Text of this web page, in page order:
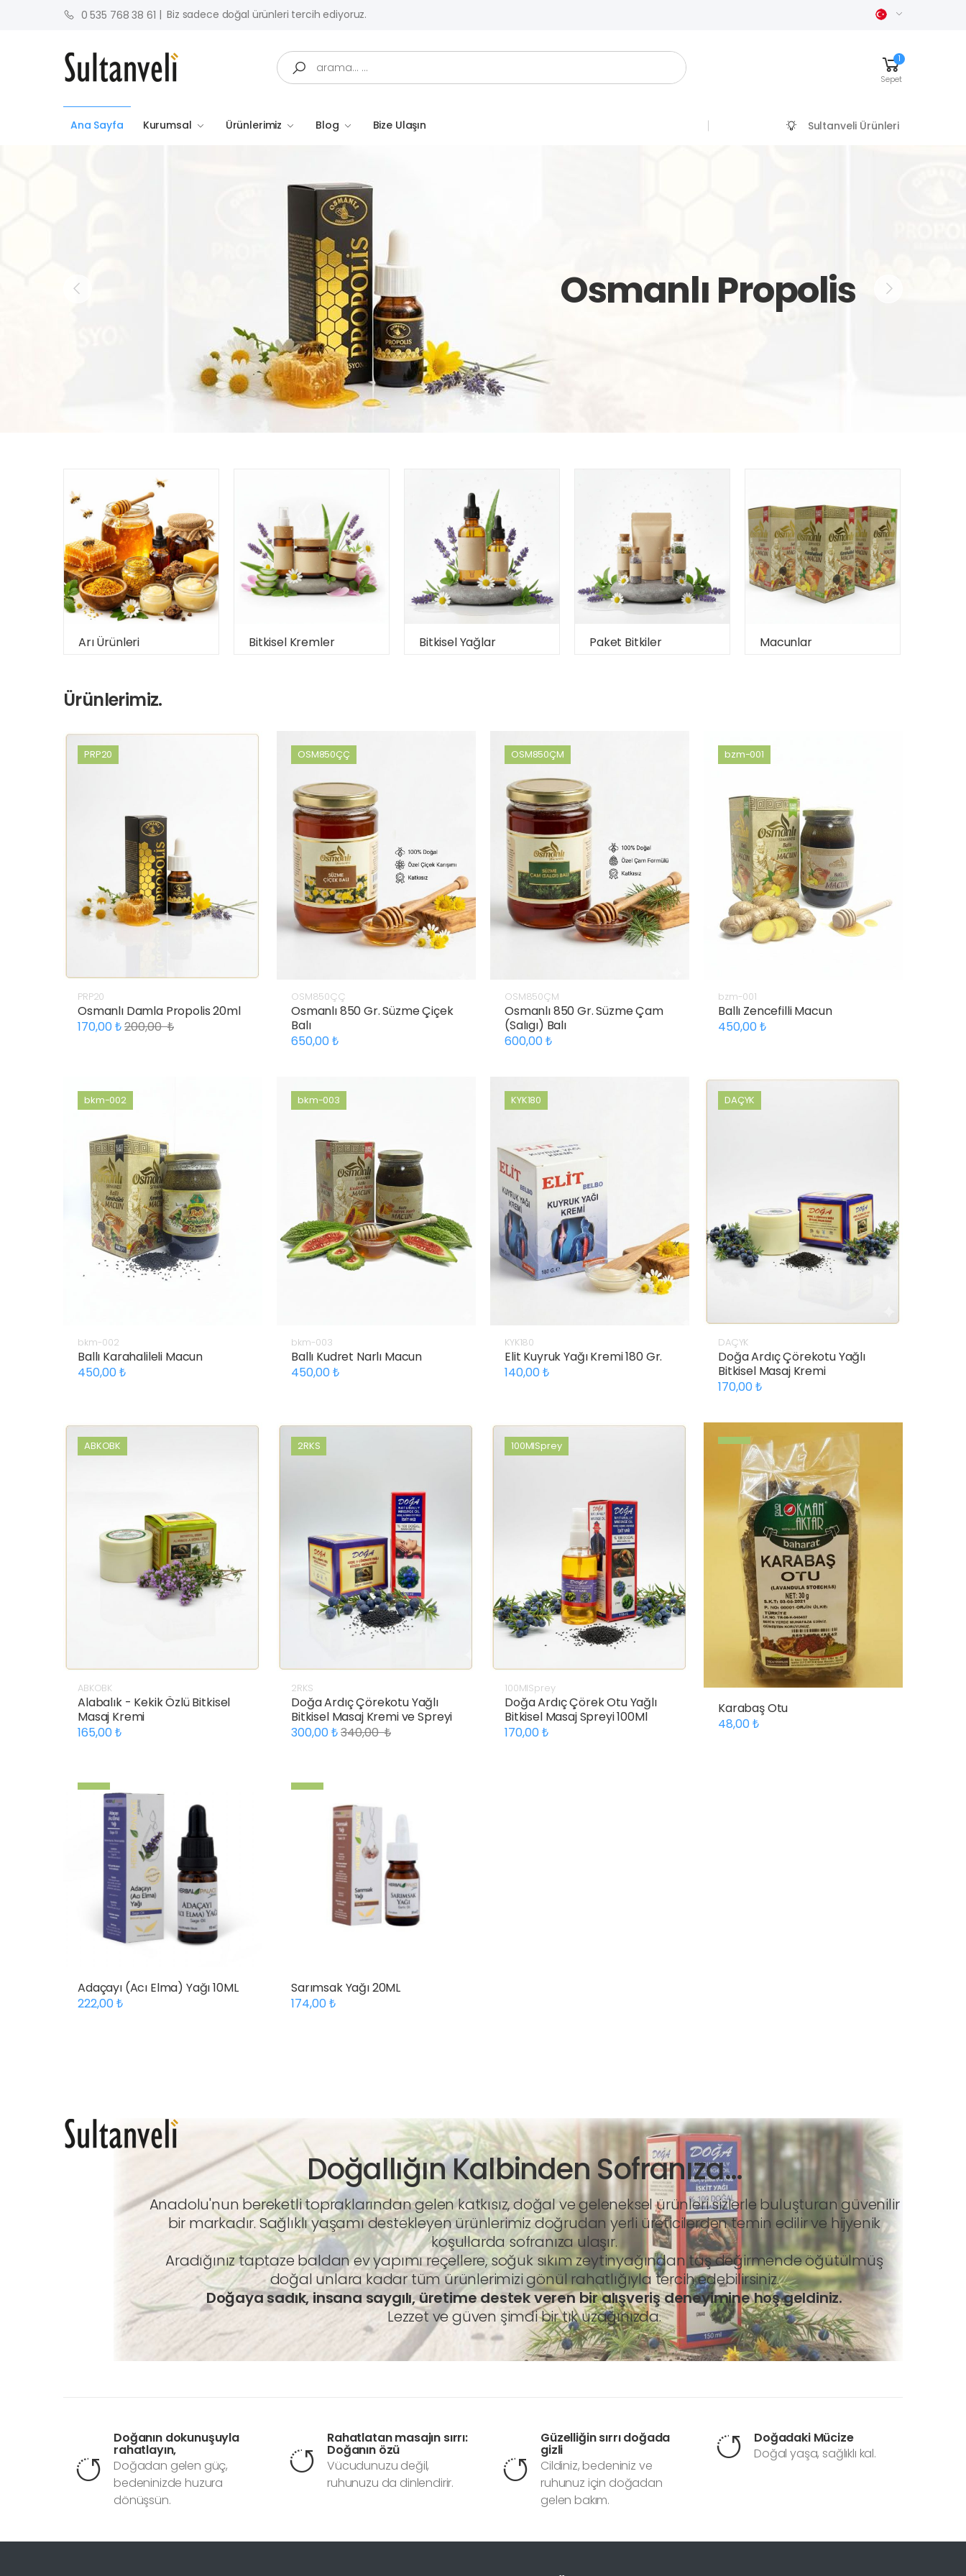
0 535 768 38 61 | Biz sadece doğal ürünleri tercih ediyoruz.
Search 1
Sepet
Ana Sayfa Kurumsal Ürünlerimiz Blog Bize Ulaşın Sultanveli Ürünleri
Osmanlı Propolis
Arı Ürünleri Bitkisel Kremler Bitkisel Yağlar Paket Bitkiler Macunlar
Ürünlerimiz.
PRP20
PRP20
Osmanlı Damla Propolis 20ml
170,00
200,00
OSM850ÇÇ
OSM850ÇÇ
Osmanlı 850 Gr. Süzme Çiçek
Balı
650,00
OSM850ÇM
OSM850ÇM
Osmanlı 850 Gr. Süzme Çam
(Salıgı) Balı
600,00
bzm-001
bzm-001
Ballı Zencefilli Macun
450,00
bkm-002
bkm-002
Ballı Karahalileli Macun
450,00
bkm-003
bkm-003
Ballı Kudret Narlı Macun
450,00
KYK180
KYK180
Elit Kuyruk Yağı Kremi 180 Gr.
140,00
DAÇYK
DAÇYK
Doğa Ardıç Çörekotu Yağlı
Bitkisel Masaj Kremi
170,00
ABKOBK
ABKOBK
Alabalık - Kekik Özlü Bitkisel
Masaj Kremi
165,00
2RKS
2RKS
Doğa Ardıç Çörekotu Yağlı
Bitkisel Masaj Kremi ve Spreyi
300,00
340,00
100MlSprey
100MlSprey
Doğa Ardıç Çörek Otu Yağlı
Bitkisel Masaj Spreyi 100Ml
170,00
Karabaş Otu
48,00
Adaçayı (Acı Elma) Yağı 10ML
222,00
Sarımsak Yağı 20ML
174,00
Doğallığın Kalbinden Sofranıza…
Anadolu'nun bereketli topraklarından gelen katkısız, doğal ve geleneksel ürünleri sizlerle buluşturan güvenilir
bir markadır. Sağlıklı yaşamı destekleyen ürünlerimiz doğrudan yerli üreticilerden temin edilir ve hijyenik
koşullarda sofranıza ulaşır.
Aradığınız taptaze baldan ev yapımı reçellere, soğuk sıkım zeytinyağından taş değirmende öğütülmüş
doğal unlara kadar tüm ürünlerimizi gönül rahatlığıyla tercih edebilirsiniz.
Doğaya sadık, insana saygılı, üretime destek veren bir alışveriş deneyimine hoş geldiniz.
Lezzet ve güven şimdi bir tık uzağınızda.
Doğanın dokunuşuyla
rahatlayın,
Doğadan gelen güç,
bedeninizde huzura
dönüşsün.
Rahatlatan masajın sırrı:
Doğanın özü
Vücudunuzu değil,
ruhunuzu da dinlendirir.
Güzelliğin sırrı doğada
gizli
Cildiniz, bedeniniz ve
ruhunuz için doğadan
gelen bakım.
Doğadaki Mücize
Doğal yaşa, sağlıklı kal.